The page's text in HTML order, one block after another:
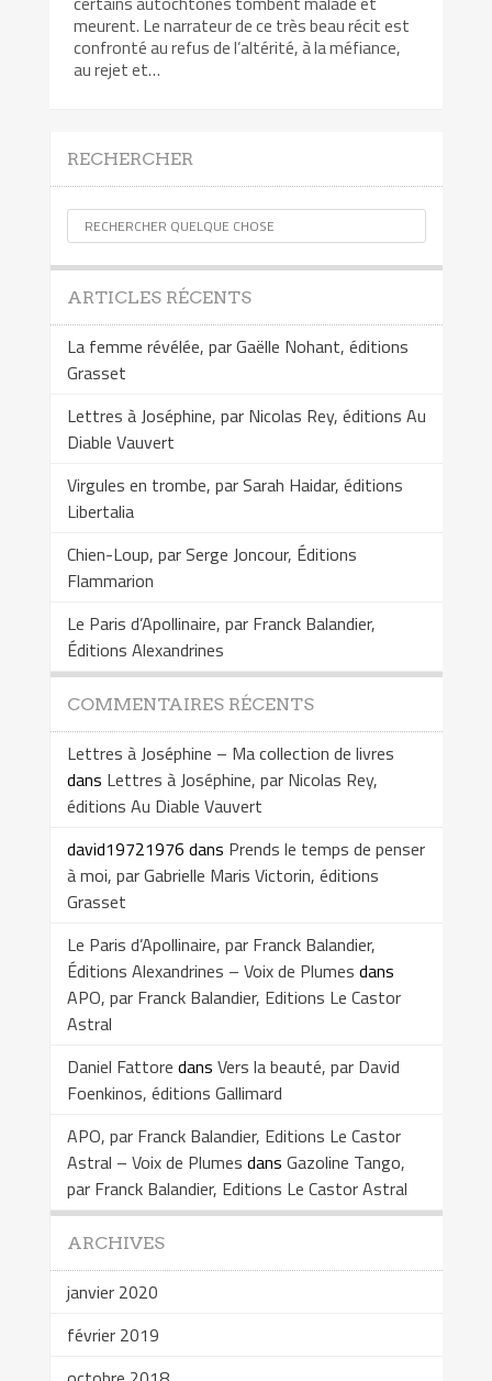
meurent. Le narrateur de ce très beau récit est
confronté au refus de l’altérité, à la méfiance,
au rejet et…
RECHERCHER
ARTICLES RÉCENTS
La femme révélée, par Gaëlle Nohant, éditions
Grasset
Lettres à Joséphine, par Nicolas Rey, éditions Au
Diable Vauvert
Virgules en trombe, par Sarah Haidar, éditions
Libertalia
Chien-Loup, par Serge Joncour, Éditions
Flammarion
Le Paris d’Apollinaire, par Franck Balandier,
Éditions Alexandrines
COMMENTAIRES RÉCENTS
Lettres à Joséphine – Ma collection de livres
dans Lettres à Joséphine, par Nicolas Rey,
éditions Au Diable Vauvert
david19721976 dans Prends le temps de penser
à moi, par Gabrielle Maris Victorin, éditions
Grasset
Le Paris d’Apollinaire, par Franck Balandier,
Éditions Alexandrines – Voix de Plumes dans
APO, par Franck Balandier, Editions Le Castor
Astral
Daniel Fattore dans Vers la beauté, par David
Foenkinos, éditions Gallimard
APO, par Franck Balandier, Editions Le Castor
Astral – Voix de Plumes dans Gazoline Tango,
par Franck Balandier, Editions Le Castor Astral
ARCHIVES
janvier 2020
février 2019